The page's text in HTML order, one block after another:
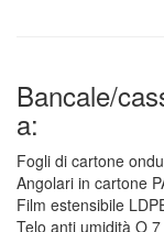
Bancale/
a:
Fogli di cartone
Angolari in cartone
Film estensibile
Telo anti umidità O 7